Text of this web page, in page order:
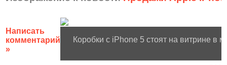
Написать
комментарий
»
Коробки с iPhone 5 стоят на витрине в